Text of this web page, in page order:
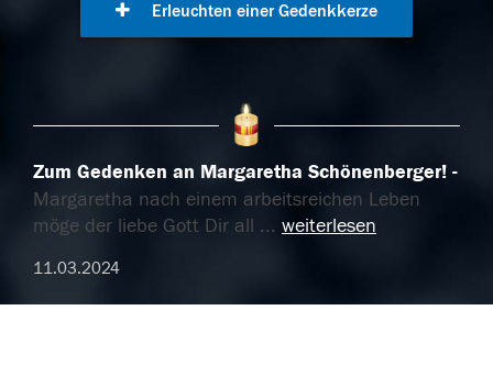
Erleuchten einer Gedenkkerze
Zum Gedenken an Margaretha Schönenberger!
Margaretha nach einem arbeitsreichen Leben
möge der liebe Gott Dir all ... weiterlesen
11.03.2024